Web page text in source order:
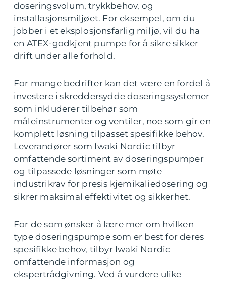
doseringsvolum, trykkbehov, og
installasjonsmiljøet. For eksempel, om du
jobber i et eksplosjonsfarlig miljø, vil du ha
en ATEX-godkjent pumpe for å sikre sikker
drift under alle forhold.
For mange bedrifter kan det være en fordel å
investere i skreddersydde doseringssystemer
som inkluderer tilbehør som
måleinstrumenter og ventiler, noe som gir en
komplett løsning tilpasset spesifikke behov.
Leverandører som Iwaki Nordic tilbyr
omfattende sortiment av doseringspumper
og tilpassede løsninger som møte
industrikrav for presis kjemikaliedosering og
sikrer maksimal effektivitet og sikkerhet.
For de som ønsker å lære mer om hvilken
type doseringspumpe som er best for deres
spesifikke behov, tilbyr Iwaki Nordic
omfattende informasjon og
ekspertrådgivning. Ved å vurdere ulike